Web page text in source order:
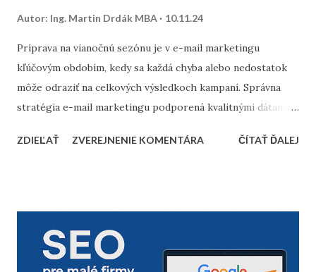
Autor: Ing. Martin Drdák MBA 10.11.24
Príprava na vianočnú sezónu je v e-mail marketingu
kľúčovým obdobím, kedy sa každá chyba alebo nedostatok
môže odraziť na celkových výsledkoch kampaní. Správna
stratégia e-mail marketingu podporená kvalitnými dátami a
priniesť nárast predajov aj vysokú spokojnosť zákazníkov.
Odfiltrovanie neaktívnych používateľov, starých alebo
neoverených e-mailov vám pomôže zvýšiť mieru
ZDIEĽAŤ ZVEREJNENIE KOMENTÁRA ČÍTAŤ ĎALEJ